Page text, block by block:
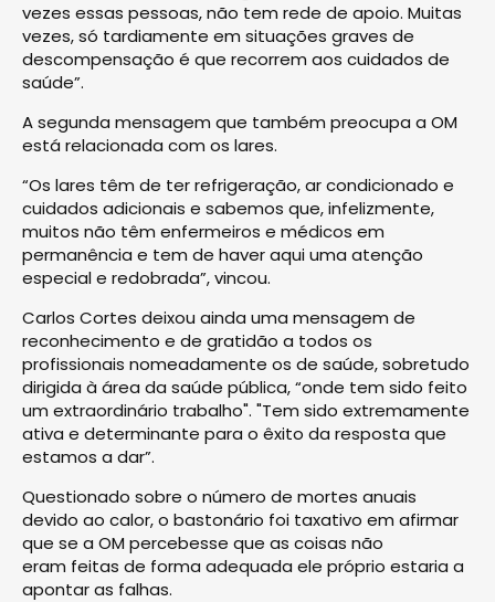
vezes essas pessoas, não tem rede de apoio. Muitas
vezes, só tardiamente em situações graves de
descompensação é que recorrem aos cuidados de
saúde”.
A segunda mensagem que também preocupa a OM
está relacionada com os lares.
“Os lares têm de ter refrigeração, ar condicionado e
cuidados adicionais e sabemos que, infelizmente,
muitos não têm enfermeiros e médicos em
permanência e tem de haver aqui uma atenção
especial e redobrada”, vincou.
Carlos Cortes deixou ainda uma mensagem de
reconhecimento e de gratidão a todos os
profissionais nomeadamente os de saúde, sobretudo
dirigida à área da saúde pública, “onde tem sido feito
um extraordinário trabalho". "Tem sido extremamente
ativa e determinante para o êxito da resposta que
estamos a dar”.
Questionado sobre o número de mortes anuais
devido ao calor, o bastonário foi taxativo em afirmar
que se a OM percebesse que as coisas não
eram feitas de forma adequada ele próprio estaria a
apontar as falhas.